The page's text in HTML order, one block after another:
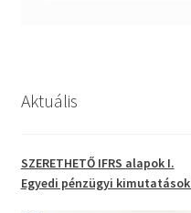
Aktuális
SZERETHETŐ IFRS alapok I.
Egyedi pénzügyi kimutatások